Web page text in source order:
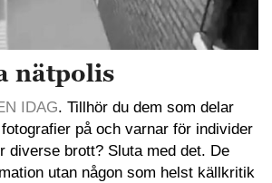
nätpolis
IDAG. Tillhör du dem som delar
på och varnar för individer
diverse brott? Sluta med det. De
utan någon som helst källkritik